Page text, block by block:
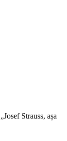
Strauss, așa